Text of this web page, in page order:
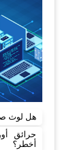
هل لوث
حرائق
أخطر؟